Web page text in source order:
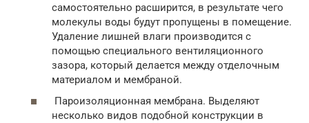
самостоятельно расширится, в результате чего
молекулы воды будут пропущены в помещение.
Удаление лишней влаги производится с
помощью специального вентиляционного
зазора, который делается между отделочным
материалом и мембраной.
Пароизоляционная мембрана. Выделяют
несколько видов подобной конструкции в